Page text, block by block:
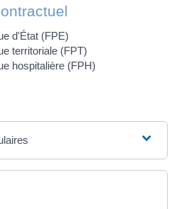
d'État (FPE)
territoriale (FPT)
hospitalière (FPH)